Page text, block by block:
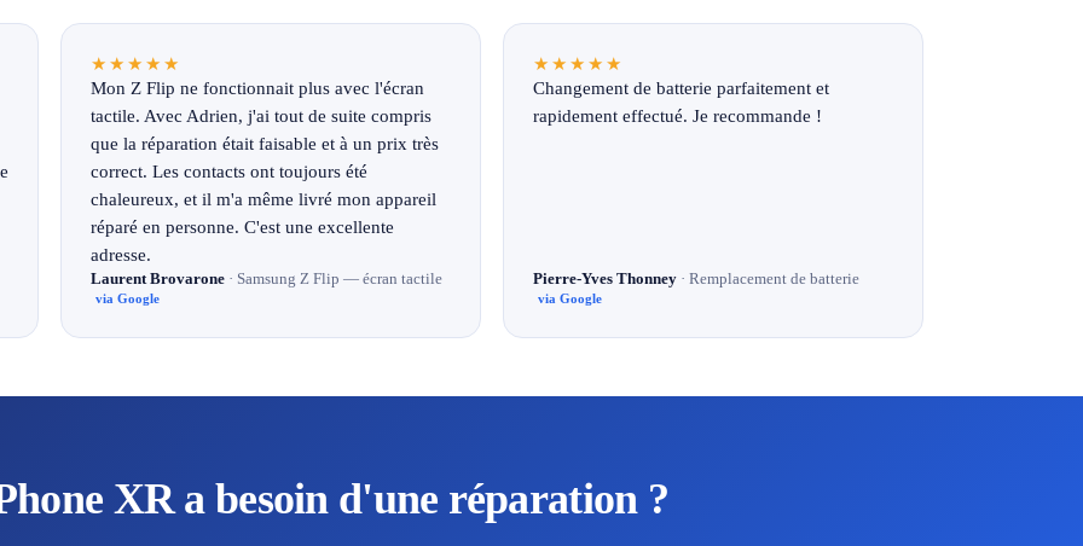
★★★★★
Mon Z Flip ne fonctionnait plus avec l'écran
tactile. Avec Adrien, j'ai tout de suite compris
que la réparation était faisable et à un prix très
correct. Les contacts ont toujours été
chaleureux, et il m'a même livré mon appareil
réparé en personne. C'est une excellente
adresse.
Laurent Brovarone · Samsung Z Flip — écran tactile
via Google
★★★★★
Changement de batterie parfaitement et
rapidement effectué. Je recommande !
Pierre-Yves Thonney · Remplacement de batterie
via Google
XR a besoin d'une réparation ?